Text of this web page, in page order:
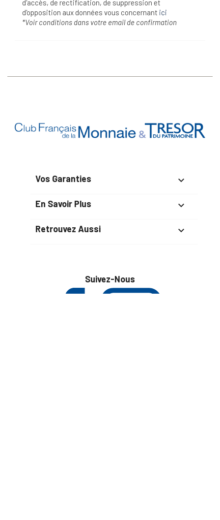
d'accès, de rectification, de suppression et
d'opposition aux données vous concernant ici
*Voir conditions dans votre email de confirmation
Vos Garanties 
En Savoir Plus 
Retrouvez Aussi 
Suivez-Nous